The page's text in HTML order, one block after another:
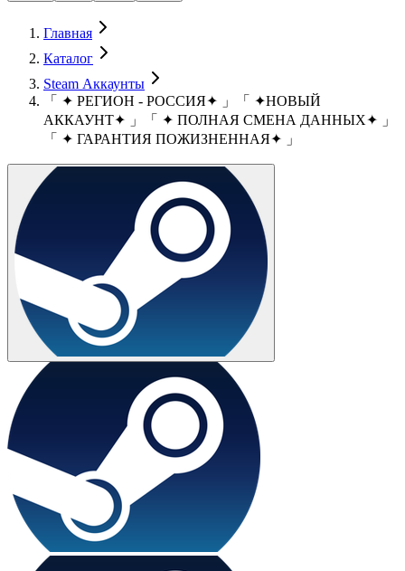
Главная
Каталог
Steam Аккаунты
「 ✦ РЕГИОН - РОССИЯ✦ 」「 ✦НОВЫЙ
АККАУНТ✦ 」「 ✦ ПОЛНАЯ СМЕНА ДАННЫХ✦ 」
「 ✦ ГАРАНТИЯ ПОЖИЗНЕННАЯ✦ 」